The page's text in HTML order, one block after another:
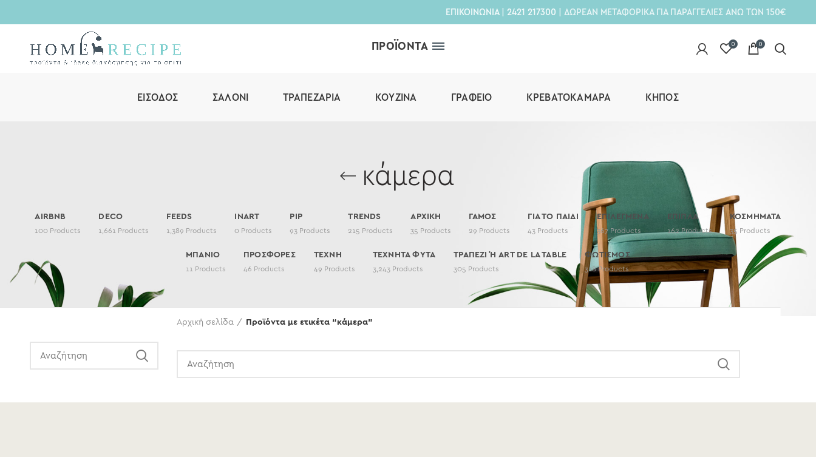
ΕΠΙΚΟΙΝΩΝΙΑ| 2421 217300 | ΔΩΡΕΑΝ ΜΕΤΑΦΟΡΙΚΑ ΓΙΑ ΠΑΡΑΓΓΕΛΙΕΣ ΑΝΩ ΤΩΝ 150€
ΠΡΟΪΟΝΤΑ 0 0
ΕΊΣΟΔΟΣ ΣΑΛΌΝΙ ΤΡΑΠΕΖΑΡΊΑ ΚΟΥΖΊΝΑ ΓΡΑΦΕΊΟ ΚΡΕΒΑΤΟΚΆΜΑΡΑ ΚΉΠΟΣ
κάμερα
AIRBNB
100 Products
DECO
1,661 Products
FEEDS
1,389 Products
INART
0 Products
PIP
93 Products
TRENDS
215 Products
ΑΡΧΙΚΗ
35 Products
ΓΑΜΟΣ
29 Products
ΓΙΑ ΤΟ ΠΑΙΔΙ
43 Products
ΕΠΙΛΕΓΜΕΝΑ
367 Products
ΕΠΙΠΛΑ
162 Products
ΚΟΣΜΗΜΑΤΑ
35 Products
ΜΠΑΝΙΟ
11 Products
ΠΡΟΣΦΟΡΕΣ
46 Products
ΤΕΧΝΗ
49 Products
ΤΕΧΝΗΤΑ ΦΥΤΑ
3,243 Products
ΤΡΑΠΕΖΙ Ή ART DE LA TABLE
305 Products
ΦΩΤΙΣΜΟΣ
318 Products
Αρχική σελίδα Προϊόντα με ετικέτα “κάμερα”